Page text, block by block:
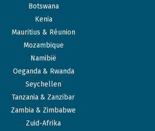
Botswana
Kenia
Mauritius & Réunion
Mozambique
Namibië
Oeganda & Rwanda
Seychellen
Tanzania & Zanzibar
Zambia & Zimbabwe
Zuid-Afrika